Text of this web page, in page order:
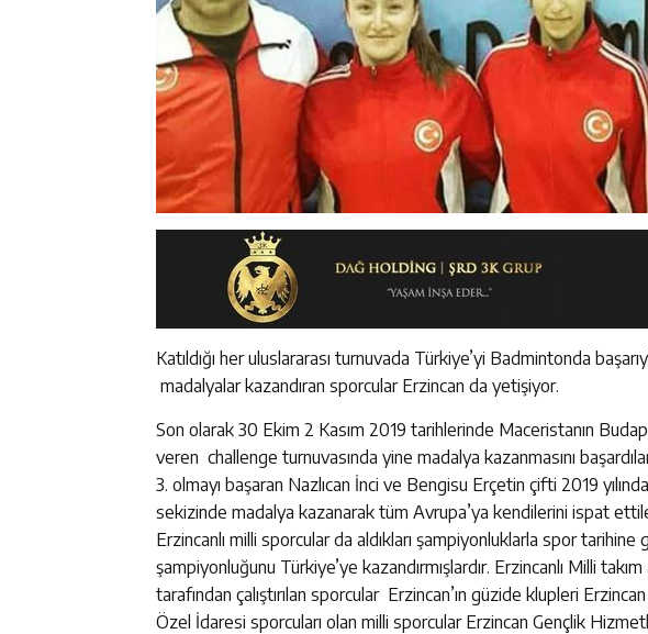
Katıldığı her uluslararası turnuvada Türkiye’yi Badmintonda
madalyalar kazandıran sporcular Erzincan da yetişiyor.
Son olarak 30 Ekim 2 Kasım 2019 tarihlerinde Maceristanın
veren challenge turnuvasında yine madalya kazanmasını
3. olmayı başaran Nazlıcan İnci ve Bengisu Erçetin çifti 2019
sekizinde madalya kazanarak tüm Avrupa’ya kendilerini ispat
Erzincanlı milli sporcular da aldıkları şampiyonluklarla spor
şampiyonluğunu Türkiye’ye kazandırmışlardır. Erzincanlı Milli
tarafından çalıştırılan sporcular Erzincan’ın güzide klupleri
Özel İdaresi sporcuları olan milli sporcular Erzincan Gençlik